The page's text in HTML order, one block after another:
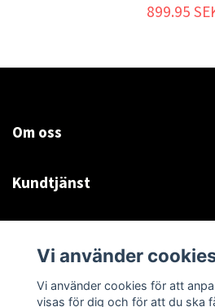
899.95
Om oss
Kundtjänst
Sociala medier
Vi använder
Vi använder cookies för att
visas för dig och för att du ska